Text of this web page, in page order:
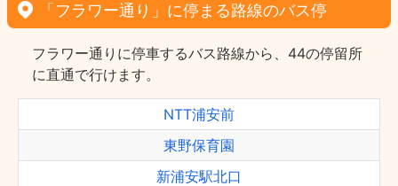
「フラワー通り」に停まる路線のバス停
フラワー通りに停車するバス路線から、44の停留所
に直通で行けます。
NTT浦安前
東野保育園
新浦安駅北口